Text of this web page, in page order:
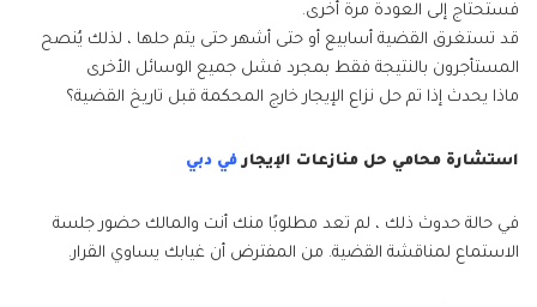
فستحتاج إلى العودة مرة أخرى.
قد تستغرق القضية أسابيع أو حتى أشهر حتى يتم حلها ، لذلك يُنصح
المستأجرون بالنتيجة فقط بمجرد فشل جميع الوسائل الأخرى
ماذا يحدث إذا تم حل نزاع الإيجار خارج المحكمة قبل تاريخ القضية؟
استشارة محامي حل منازعات الإيجارفي دبي
في حالة حدوث ذلك ، لم تعد مطلوبًا منك أنت والمالك حضور جلسة
الاستماع لمناقشة القضية. من المفترض أن غيابك يساوي القرار.